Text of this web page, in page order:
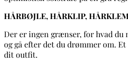
HÅRBØJLE, HÅRKLIP,
Der er ingen grænser, for hvad
og gå efter det du drømmer om.
dit outfit.